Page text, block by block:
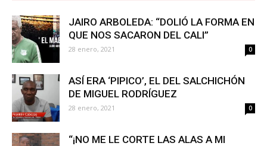
JAIRO ARBOLEDA: “DOLIÓ LA FORMA EN
QUE NOS SACARON DEL CALI”
28 enero, 2021 0
ASÍ ERA ‘PIPICO’, EL DEL SALCHICHÓN
DE MIGUEL RODRÍGUEZ
28 enero, 2021 0
“¡NO ME LE CORTE LAS ALAS A MI